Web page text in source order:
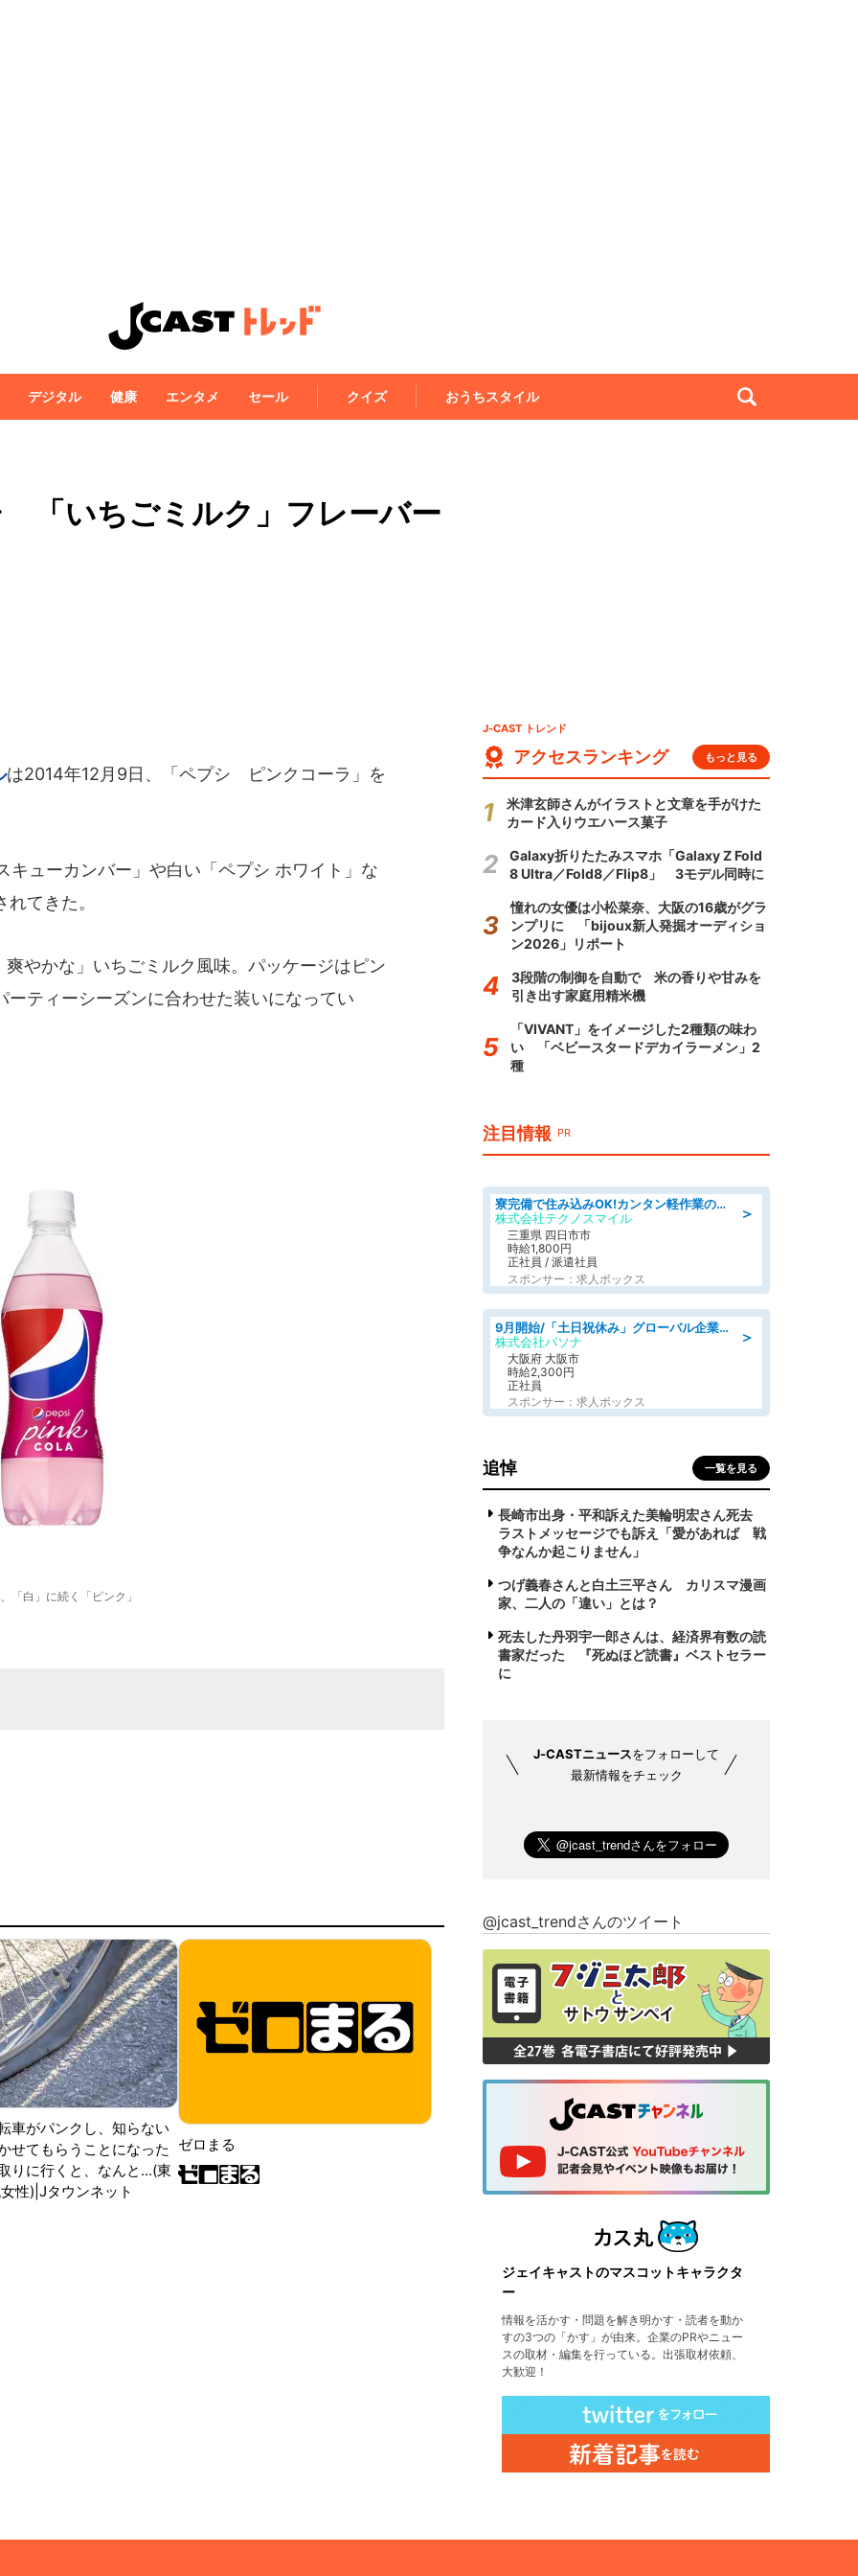
デジタル 健康 エンタメ セール クイズ おうちスタイル
「いちごミルク」フレーバー
は2014年12月9日、「ペプシ ピンクコーラ」を
ューカンバー」や白い「ペプシ ホワイト」な
てきた。
やかな」いちごミルク風味。パッケージはピン
ティーシーズンに合わせた装いになってい
「白」に続く「ピンク」
車がパンクし、知らない
せてもらうことになった
りに行くと、なんと...(東
性)|Jタウンネット
ゼロまる
J-CAST トレンド
アクセスランキング もっと見る
米津玄師さんがイラストと文章を手がけた
カード入りウエハース菓子
Galaxy折りたたみスマホ「Galaxy Z Fold
8 Ultra／Fold8／Flip8」 3モデル同時に
憧れの女優は小松菜奈、大阪の16歳がグラ
ンプリに 「bijoux新人発掘オーディショ
ン2026」リポート
3段階の制御を自動で 米の香りや甘みを
引き出す家庭用精米機
「VIVANT」をイメージした2種類の味わ
い 「ベビースタードデカイラーメン」2
種
注目情報 PR
＞
寮完備で住み込みOK!カンタン軽作業のお仕事 denso aichi
株式会社テクノスマイル
三重県 四日市市
時給1,800円
正社員 / 派遣社員
スポンサー：求人ボックス
＞
9月開始/「土日祝休み」グローバル企業での産業保健のお仕事/保健師/高時給/残業なし/服装自由
株式会社パソナ
大阪府 大阪市
時給2,300円
正社員
スポンサー：求人ボックス
追悼 一覧を見る
長崎市出身・平和訴えた美輪明宏さん死去
ラストメッセージでも訴え「愛があれば 戦
争なんか起こりません」
つげ義春さんと白土三平さん カリスマ漫画
家、二人の「違い」とは？
死去した丹羽宇一郎さんは、経済界有数の読
書家だった 『死ぬほど読書』ベストセラー
に
J-CASTニュースをフォローして
最新情報をチェック
@jcast_trendさんのツイート
ジェイキャストのマスコットキャラクタ
ー
情報を活かす・問題を解き明かす・読者を動か
すの3つの「かす」が由来。企業のPRやニュー
スの取材・編集を行っている。出張取材依頼、
大歓迎！